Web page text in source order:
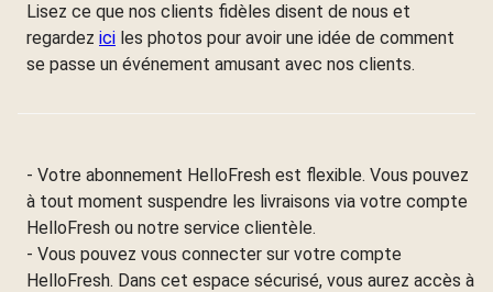
Lisez ce que nos clients fidèles disent de nous et
regardez ici les photos pour avoir une idée de comment
se passe un événement amusant avec nos clients.
- Votre abonnement HelloFresh est flexible. Vous pouvez
à tout moment suspendre les livraisons via votre compte
HelloFresh ou notre service clientèle.
- Vous pouvez vous connecter sur votre compte
HelloFresh. Dans cet espace sécurisé, vous aurez accès à